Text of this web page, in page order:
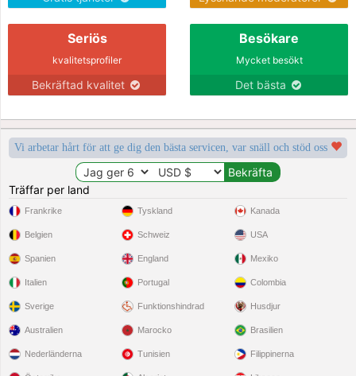
Seriös
kvalitetsprofiler
Bekräftad kvalitet
Besökare
Mycket besökt
Det bästa
Vi arbetar hårt för att ge dig den bästa servicen, var snäll och stöd oss
Träffar per land
Frankrike
Belgien
Spanien
Italien
Sverige
Tyskland
Schweiz
England
Portugal
Funktionshindrad
Kanada
USA
Mexiko
Colombia
Husdjur
Australien
Nederländerna
Marocko
Tunisien
Brasilien
Filippinerna